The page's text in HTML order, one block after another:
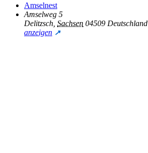
Amselnest
Amselweg 5
Delitzsch Sachsen 04509 Deutschland
anzeigen